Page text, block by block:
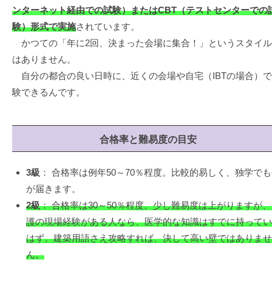
ンターネット経由での試験）またはCBT（テストセンターでの
験）形式で実施されています。
かつての「年に2回、決まった会場に集合！」というスタイ
はありません。
自分の都合の良い日時に、近くの会場や自宅（IBTの場合）
験できるんです。
合格率と難易度の目安
3級 ： 合格率は例年50～70％程度。比較的易しく、独学で
が届きます。
2級： 合格率は30～50％程度。少し難易度は上がりますが
護の現場経験がある人なら、医学的な知識はすでに持って
はず。建築用語さえ攻略すれば、決して高い壁ではありませ
ん。